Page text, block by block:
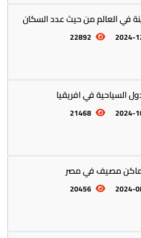
العالم من حيث عدد السكان
22892
السياحية في افريقيا
21468
مصيف في مصر
20456